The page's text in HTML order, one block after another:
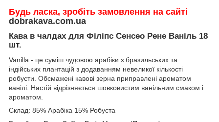
Будь ласка, зробіть замовлення на сайті
dobrakava.com.ua
Кава в чалдах для Філіпс Сенсео Рене Ваніль 18
шт.
Vanilla - це суміш чудовою арабіки з бразильських та
індійських плантацій з додаванням невеликої кількості
робусти. Обсмажені кавові зерна приправлені ароматом
ванілі. Настій відрізняється шовковистим ванільним смаком і
ароматом.
Склад: 85% Арабіка 15% Робуста